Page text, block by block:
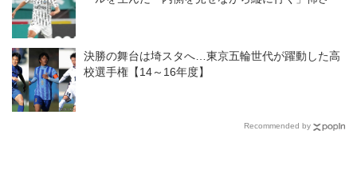
決勝の舞台は埼スタへ…東京五輪世代が躍動した高
校選手権【14～16年度】
Recommended by